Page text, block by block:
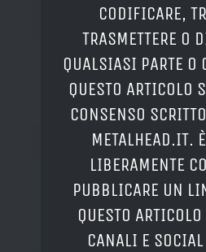
CODIFICARE,
TRASMETTERE O
QUALSIASI PARTE O
QUESTO ARTICOLO
CONSENSO
METALHEAD.IT.
LIBERAMENTE
PUBBLICARE UN
QUESTO
CANALI E